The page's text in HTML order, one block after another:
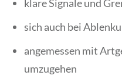
klare Signale und
sich auch bei
angemessen mit
umzugehen